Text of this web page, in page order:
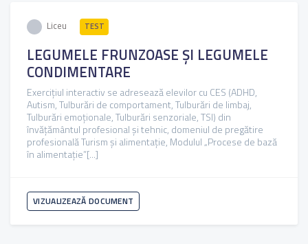
Liceu TEST
LEGUMELE FRUNZOASE ȘI LEGUMELE
CONDIMENTARE
Exercițiul interactiv se adresează elevilor cu CES (ADHD,
Autism, Tulburări de comportament, Tulburări de limbaj,
Tulburări emoționale, Tulburări senzoriale, TSI) din
învățământul profesional și tehnic, domeniul de pregătire
profesională Turism și alimentație, Modulul „Procese de bază
în alimentație”[...]
VIZUALIZEAZĂ DOCUMENT